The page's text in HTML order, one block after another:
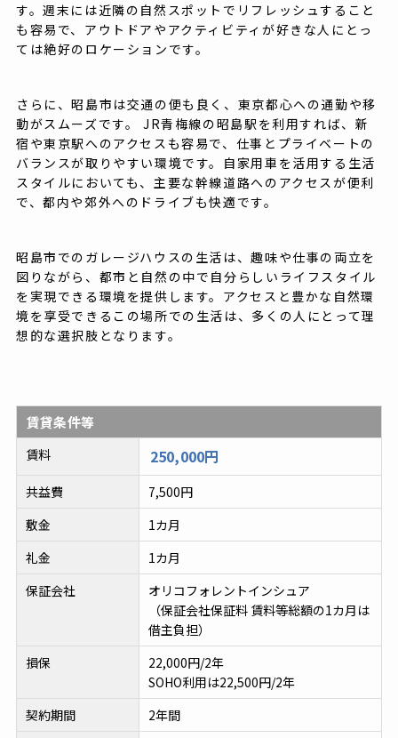
す。週末には近隣の自然スポットでリフレッシュすること
も容易で、アウトドアやアクティビティが好きな人にとっ
ては絶好のロケーションです。
さらに、昭島市は交通の便も良く、東京都心への通勤や移
動がスムーズです。 JR青梅線の昭島駅を利用すれば、新
宿や東京駅へのアクセスも容易で、仕事とプライベートの
バランスが取りやすい環境です。自家用車を活用する生活
スタイルにおいても、主要な幹線道路へのアクセスが便利
で、都内や郊外へのドライブも快適です。
昭島市でのガレージハウスの生活は、趣味や仕事の両立を
図りながら、都市と自然の中で自分らしいライフスタイル
を実現できる環境を提供します。アクセスと豊かな自然環
境を享受できるこの場所での生活は、多くの人にとって理
想的な選択肢となります。
賃貸条件等
賃料 250,000円
共益費
7,500円
敷金
1カ月
礼金
1カ月
保証会社
オリコフォレントインシュア
（保証会社保証料 賃料等総額の1カ月は
借主負担）
損保
22,000円/2年
SOHO利用は22,500円/2年
契約期間
2年間